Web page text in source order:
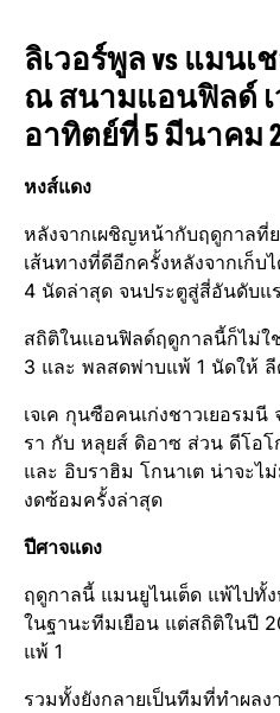
ลิเวอร์พูล vs แมนเ
ณ สนามแอนฟิลด์​ เ
อาทิตย์ที่ 5 มีนาคม
หงส์แดง
หลังจากเผชิญหน้า​กับฤดูกาล​ที่
เส้นทางที่ดีอีกครั้งหลังจากเก็
4 นัดล่าสุด จนประตูสู่สี่อันดับแ
สถิติในแอนฟิลด์​ฤดูกาล​นี้​ก็ไม่ใ
3 และ พลสดพ่าบแพ้ 1 นัดให้ ลี
เจเค กุนซือคนเก่งชาวเยอรม
รา กับ หลุยส์ ​ดิอาซ ส่วน ดีโอโ
และ อิบราฮิม โกนาเต น่าจะไ
งดซ้อมครั้งล่าสุด
ปีศาจแดง
ฤดูกาล​นี้ แมนยู​ไนเต็ด​ แพ้ไปทั้
ในฐานะทีมเยือน แต่สถิติในปี
แพ้ 1
รวมทั้งยังกลายเป็นทีมที่ทำผล